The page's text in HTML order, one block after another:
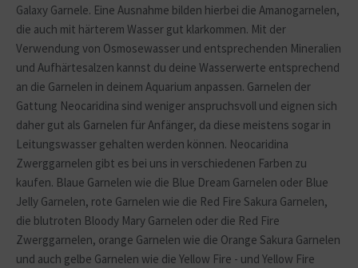
Galaxy Garnele. Eine Ausnahme bilden hierbei die Amanogarnelen,
die auch mit härterem Wasser gut klarkommen. Mit der
Verwendung von Osmosewasser und entsprechenden Mineralien
und Aufhärtesalzen kannst du deine Wasserwerte entsprechend
an die Garnelen in deinem Aquarium anpassen. Garnelen der
Gattung Neocaridina sind weniger anspruchsvoll und eignen sich
daher gut als Garnelen für Anfänger, da diese meistens sogar in
Leitungswasser gehalten werden können. Neocaridina
Zwerggarnelen gibt es bei uns in verschiedenen Farben zu
kaufen. Blaue Garnelen wie die Blue Dream Garnelen oder Blue
Jelly Garnelen, rote Garnelen wie die Red Fire Sakura Garnelen,
die blutroten Bloody Mary Garnelen oder die Red Fire
Zwerggarnelen, orange Garnelen wie die Orange Sakura Garnelen
und auch gelbe Garnelen wie die Yellow Fire - und Yellow Fire